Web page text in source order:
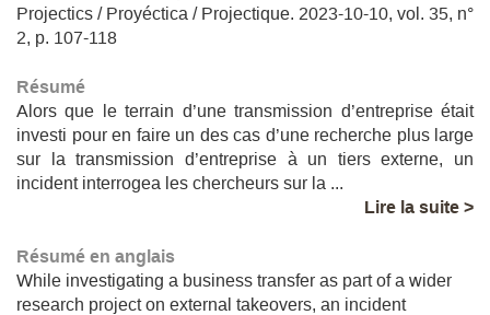
Projectics / Proyéctica / Projectique. 2023-10-10, vol. 35, n°
2, p. 107-118
Résumé
Alors que le terrain d’une transmission d’entreprise était
investi pour en faire un des cas d’une recherche plus large
sur la transmission d’entreprise à un tiers externe, un
incident interrogea les chercheurs sur la ...
Lire la suite >
Résumé en anglais
While investigating a business transfer as part of a wider
research project on external takeovers, an incident